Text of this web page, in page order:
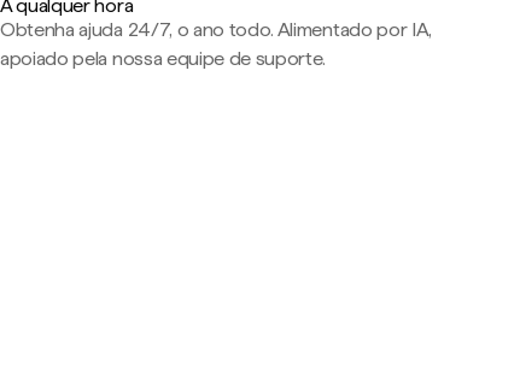
A qualquer hora
Obtenha ajuda 24/7, o ano todo. Alimentado por IA,
apoiado pela nossa equipe de suporte.